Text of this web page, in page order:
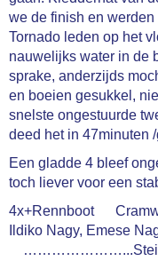
we de finish en
Tornado leden op het
nauwelijks water in de
sprake, anderzijds
en boeien gesukkel,
snelste ongestuurde
deed het in 47minuten
Een gladde 4 bleef
toch liever voor een
4x+Rennboot
Ildiko Nagy, Emese